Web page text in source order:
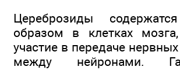
Цереброзиды
образом в клетках
участие в передаче
между нейронами.